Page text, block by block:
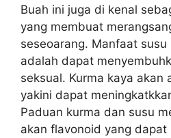
Buah ini juga di kenal
yang membuat
seseoarang. Manfaat susu
adalah dapat
seksual. Kurma kaya akan
yakini dapat
Paduan kurma dan susu
akan flavonoid yang dapat